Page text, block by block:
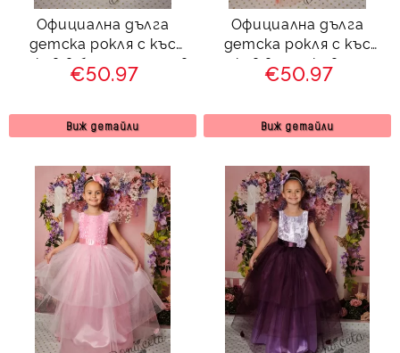
Официална дълга
детска рокля с къс
ръкав в бордо с тюл в
бяло 288ВЖЕД
€50.97
Виж детайли
Официална дълга
детска рокля с къс
ръкав в прасковено с
тюл 288ПЖД
€50.97
Виж детайли